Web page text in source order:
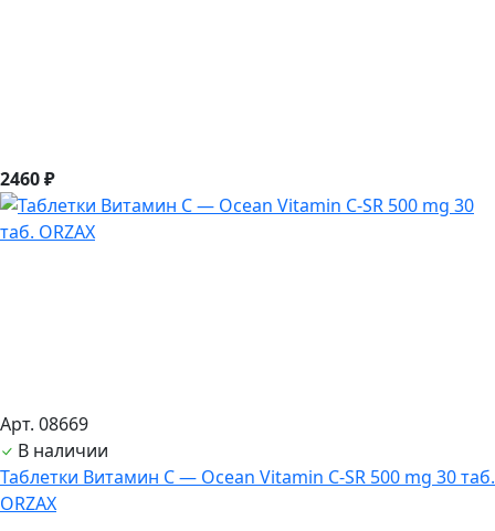
2460 ₽
Арт. 08669
В наличии
Таблетки Витамин С — Ocean Vitamin C-SR 500 mg 30 таб.
ORZAX